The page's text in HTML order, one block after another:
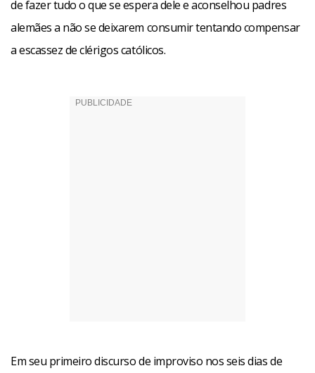
de fazer tudo o que se espera dele e aconselhou padres
alemães a não se deixarem consumir tentando compensar
a escassez de clérigos católicos.
Em seu primeiro discurso de improviso nos seis dias de